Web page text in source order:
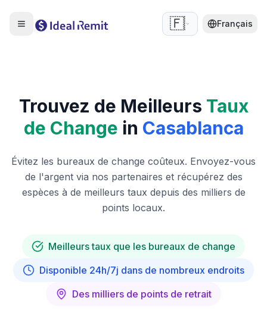
🇫🇷 Français
Trouvez de Meilleurs Taux
de Change in Casablanca
Évitez les bureaux de change coûteux. Envoyez-vous
de l'argent via nos partenaires et récupérez des
espèces à de meilleurs taux depuis des milliers de
points locaux.
Meilleurs taux que les bureaux de change
Disponible 24h/7j dans de nombreux endroits
Des milliers de points de retrait